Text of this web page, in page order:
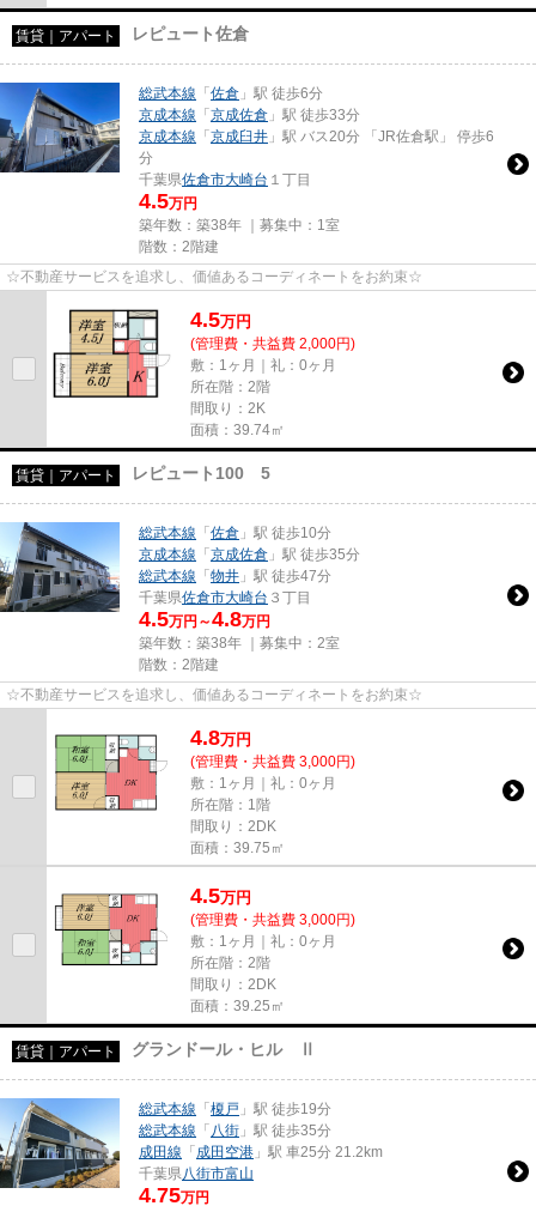
賃貸｜アパート レピュート佐倉
総武本線 「佐倉 」駅 徒歩6分
京成本線 「京成佐倉 」駅 徒歩33分
京成本線 「京成臼井 」駅 バス20分 「JR佐倉駅」 停歩6
分
千葉県佐倉市大崎台 １丁目
4.5万円
築年数：築38年 ｜募集中： 1室
階数：2階建
☆不動産サービスを追求し、価値あるコーディネートをお約束☆
4.5万円
(管理費・共益費 2,000円)
敷：1ヶ月｜礼：0ヶ月
所在階：2階
間取り：2K
面積：39.74㎡
賃貸｜アパート レピュート100 5
総武本線 「佐倉 」駅 徒歩10分
京成本線 「京成佐倉 」駅 徒歩35分
総武本線 「物井 」駅 徒歩47分
千葉県佐倉市大崎台 ３丁目
4.5万円～4.8万円
築年数：築38年 ｜募集中： 2室
階数：2階建
☆不動産サービスを追求し、価値あるコーディネートをお約束☆
4.8万円
(管理費・共益費 3,000円)
敷：1ヶ月｜礼：0ヶ月
所在階：1階
間取り：2DK
面積：39.75㎡
4.5万円
(管理費・共益費 3,000円)
敷：1ヶ月｜礼：0ヶ月
所在階：2階
間取り：2DK
面積：39.25㎡
賃貸｜アパート グランドール・ヒル Ⅱ
総武本線 「榎戸 」駅 徒歩19分
総武本線 「 八街 」駅 徒歩35分
成田線 「成田空港 」駅 車25分 21.2km
千葉県 八街市富山
4.75万円